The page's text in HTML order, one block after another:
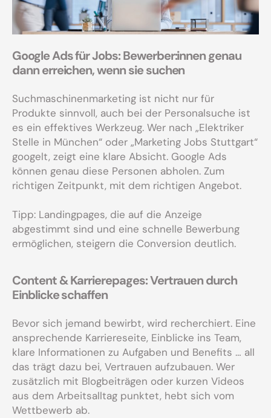
Google Ads für Jobs: Bewerber:innen genau
dann erreichen, wenn sie suchen
Suchmaschinenmarketing ist nicht nur für
Produkte sinnvoll, auch bei der Personalsuche ist
es ein effektives Werkzeug. Wer nach „Elektriker
Stelle in München“ oder „Marketing Jobs Stuttgart“
googelt, zeigt eine klare Absicht. Google Ads
können genau diese Personen abholen. Zum
richtigen Zeitpunkt, mit dem richtigen Angebot.
Tipp: Landingpages, die auf die Anzeige
abgestimmt sind und eine schnelle Bewerbung
ermöglichen, steigern die Conversion deutlich.
Content & Karrierepages: Vertrauen durch
Einblicke schaffen
Bevor sich jemand bewirbt, wird recherchiert. Eine
ansprechende Karriereseite, Einblicke ins Team,
klare Informationen zu Aufgaben und Benefits … all
das trägt dazu bei, Vertrauen aufzubauen. Wer
zusätzlich mit Blogbeiträgen oder kurzen Videos
aus dem Arbeitsalltag punktet, hebt sich vom
Wettbewerb ab.